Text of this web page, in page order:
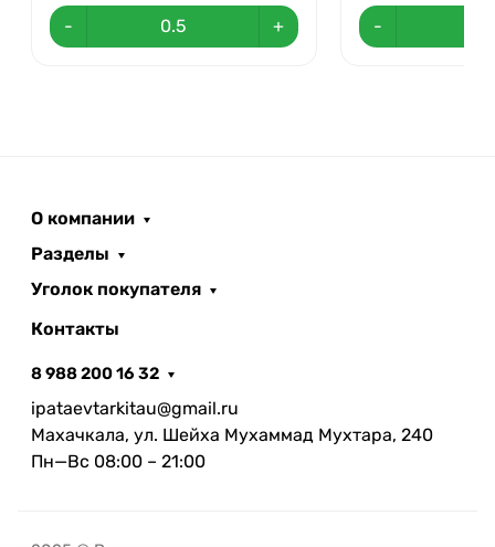
- + -
О компании
Разделы
Уголок покупателя
Контакты
8 988 200 16 32
ipataevtarkitau@gmail.ru
Махачкала, ул. Шейха Мухаммад Мухтара, 240
Пн—Вс 08:00 – 21:00